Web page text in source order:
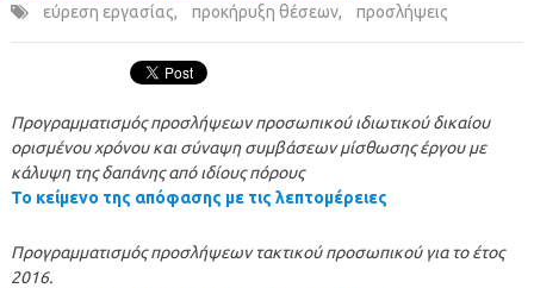
εύρεση εργασίας, προκήρυξη θέσεων, προσλήψεις
Προγραμματισμός προσλήψεων προσωπικού ιδιωτικού δικαίου
ορισμένου χρόνου και σύναψη συμβάσεων μίσθωσης έργου με
κάλυψη της δαπάνης από ιδίους πόρους
Το κείμενο της απόφασης με τις λεπτομέρειες
Προγραμματισμός προσλήψεων τακτικού προσωπικού για το έτος
2016.